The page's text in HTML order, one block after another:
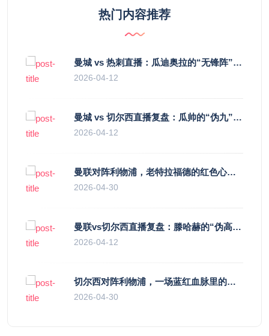
热门内容推荐
曼城 vs 热刺直播：瓜迪奥拉的“无锋阵”是天才设计还是自废武功？
2026-04-12
曼城 vs 切尔西直播复盘：瓜帅的“伪九”陷阱，如何绞杀蓝军的“三中卫”？
2026-04-12
曼联对阵利物浦，老特拉福德的红色心跳与蓝色暗涌
2026-04-30
曼联vs切尔西直播复盘：滕哈赫的“伪高位”与波切蒂诺的“无锋阵”，谁更拧巴？
2026-04-12
切尔西对阵利物浦，一场蓝红血脉里的恩怨与忠诚
2026-04-30